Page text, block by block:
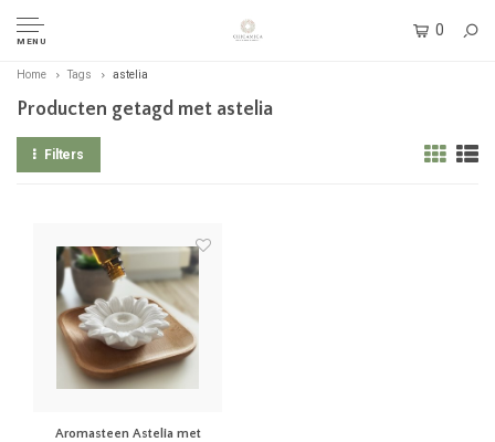
MENU
0
Home Tags astelia
Producten getagd met astelia
Filters
Aromasteen Astelia met